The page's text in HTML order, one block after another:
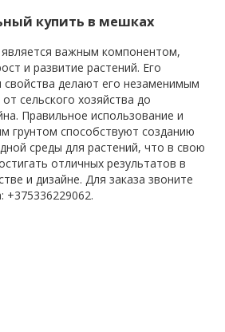
купить в мешках
является важным компонентом,
и развитие растений. Его
свойства делают его незаменимым
сельского хозяйства до
Правильное использование и
грунтом способствуют созданию
среды для растений, что в свою
отличных результатов в
и дизайне. Для заказа звоните
+375336229062.